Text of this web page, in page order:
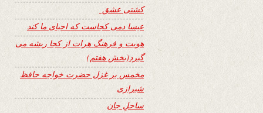
کشتی عشق
عیسا دمی کجاست که احیای ما کند
هویت و فرهنگ هرات از کجا ریشه می
گیرد(بخش هفتم)
مخمس بر غزل حضرت خواجه حافظ
شیرازی
ساحلِ جان